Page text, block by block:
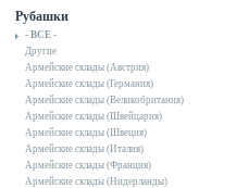
Рубашки
- ВСЕ -
Другие
Армейские склады (Австрия)
Армейские склады (Германия)
Армейские склады (Великобритания)
Армейские склады (Швейцария)
Армейские склады (Швеция)
Армейские склады (Италия)
Армейские склады (Франция)
Армейские склады (Нидерланды)